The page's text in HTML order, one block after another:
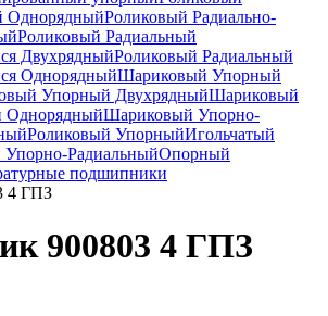
ОднорядныйРоликовый Радиально-
Роликовый Радиальный
ДвухрядныйРоликовый Радиальный
ОднорядныйШариковый Упорный
Упорный ДвухрядныйШариковый
ОднорядныйШариковый Упорно-
Роликовый УпорныйИгольчатый
Упорно-РадиальныйОпорный
подшипники
4 ГПЗ
900803 4 ГПЗ